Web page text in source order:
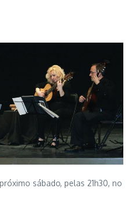
sábado, pelas 21h30, no